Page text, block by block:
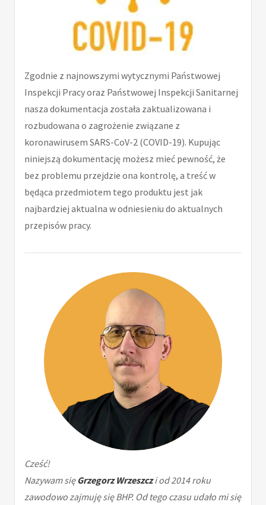
Zgodnie z najnowszymi wytycznymi Państwowej
Inspekcji Pracy oraz Państwowej Inspekcji Sanitarnej
nasza dokumentacja została zaktualizowana i
rozbudowana o zagrożenie związane z
koronawirusem SARS-CoV-2 (COVID-19). Kupując
niniejszą dokumentację możesz mieć pewność, że
bez problemu przejdzie ona kontrolę, a treść w
będąca przedmiotem tego produktu jest jak
najbardziej aktualna w odniesieniu do aktualnych
przepisów pracy.
Cześć!
Nazywam sięGrzegorz Wrzeszczi od 2014 roku
zawodowo zajmuję się BHP. Od tego czasu udało mi się